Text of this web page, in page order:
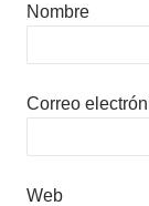
Nombre
Correo
Web